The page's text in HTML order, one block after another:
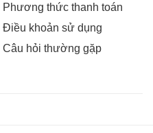
Phương thức thanh toán
Điều khoản sử dụng
Câu hỏi thường gặp